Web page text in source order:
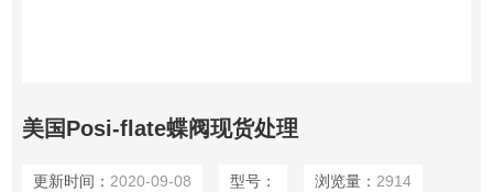
美国Posi-flate蝶阀现货处理
更新时间： 2020-09-08 型号： 浏览量： 2914